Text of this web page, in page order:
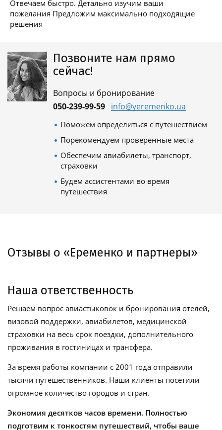
Отвечаем быстро. Детально изучим ваши
пожелания Предложим максимально подходящие
решения
Позвоните нам прямо
сейчас!
Вопросы и бронирование
050-239-99-59 info@yeremenko.ua
Поможем определиться с путешествием
Порекомендуем проверенные места
Обеспечим авиабилеты, транспорт,
страховки
Будем ассистентами во время
путешествия
Отзывы о «Еременко и партнеры»
Наша ответственность
Решаем вопрос авиастыковок и бронирования отелей,
визовой поддержки, авиабилетов, медицинской
страховки на весь срок поездки, дополнительного
проживания в гостиницах и трансфера.
За время работы компании с 2001 года отправили
тысячи путешественников. Наши клиенты посетили
огромное количество городов и стран.
Экономия десятков часов времени. Полностью
подготвим к тонкостям путешествий, чтобы ваше